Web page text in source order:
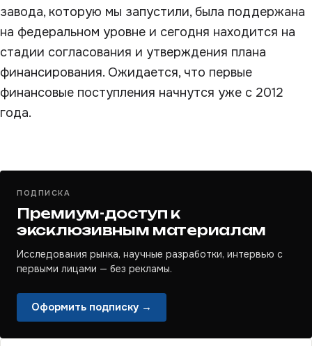
завода, которую мы запустили, была поддержана
на федеральном уровне и сегодня находится на
стадии согласования и утверждения плана
финансирования. Ожидается, что первые
финансовые поступления начнутся уже с 2012
года.
ПОДПИСКА
Премиум-доступ к
эксклюзивным материалам
Исследования рынка, научные разработки, интервью с
первыми лицами — без рекламы.
Оформить подписку →